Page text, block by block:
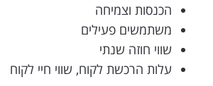
הכנסות וצמיחה
משתמשים פעילים
שווי חוזה שנתי
עלות הרכשת לקוח, שווי חיי לקוח